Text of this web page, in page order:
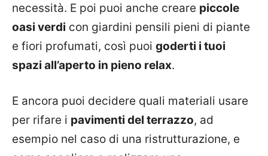
necessità. E poi puoi anche creare piccole
oasi verdi con giardini pensili pieni di piante
e fiori profumati, così puoi goderti i tuoi
spazi all’aperto in pieno relax.
E ancora puoi decidere quali materiali usare
per rifare i pavimenti del terrazzo, ad
esempio nel caso di una ristrutturazione, e